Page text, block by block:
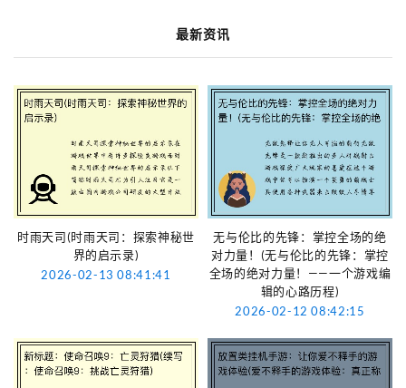
最新资讯
时雨天司(时雨天司：探索神秘世
界的启示录)
2026-02-13 08:41:41
无与伦比的先锋：掌控全场的绝
对力量！(无与伦比的先锋：掌控
全场的绝对力量！——一个游戏编
辑的心路历程)
2026-02-12 08:42:15